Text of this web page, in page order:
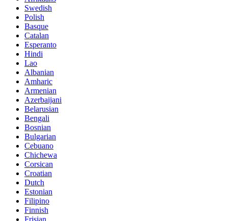
Swedish
Polish
Basque
Catalan
Esperanto
Hindi
Lao
Albanian
Amharic
Armenian
Azerbaijani
Belarusian
Bengali
Bosnian
Bulgarian
Cebuano
Chichewa
Corsican
Croatian
Dutch
Estonian
Filipino
Finnish
Frisian